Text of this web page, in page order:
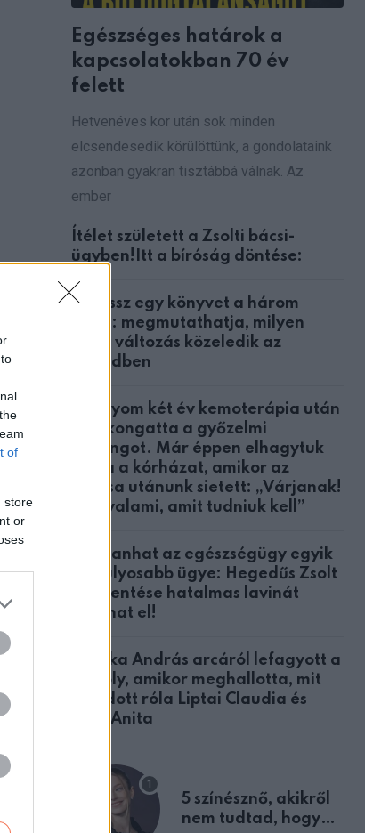
of
store
or
Egészséges határok a
kapcsolatokban 70 év
felett
Hetvenéves kor után sok minden
elcsendesedik körülöttünk, a gondolataink
azonban gyakran tisztábbá válnak. Az
ember
Ítélet született a Zsolti bácsi-
ügyben!Itt a bíróság döntése:
Válassz egy könyvet a három
közül: megmutathatja, milyen
nagy változás közeledik az
életedben
A lányom két év kemoterápia után
megkongatta a győzelmi
harangot. Már éppen elhagytuk
volna a kórházat, amikor az
orvosa utánunk sietett: „Várjanak!
Van valami, amit tudniuk kell”
Robbanhat az egészségügy egyik
legsúlyosabb ügye: Hegedűs Zsolt
feljelentése hatalmas lavinát
indíthat el!
Csonka András arcáról lefagyott a
mosoly, amikor meghallotta, mit
mondott róla Liptai Claudia és
Ábel Anita
5 színésznő, akikről
nem tudtad, hogy